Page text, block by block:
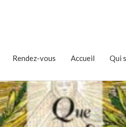
Rendez-vous Accueil Qui